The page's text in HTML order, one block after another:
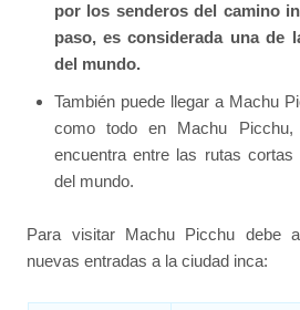
por los senderos del camino
paso, es considerada una de
del mundo.
También puede llegar a Machu
como todo en Machu
encuentra entre las rutas
del mundo.
Para visitar Machu Picchu debe
nuevas entradas a la ciudad inca: